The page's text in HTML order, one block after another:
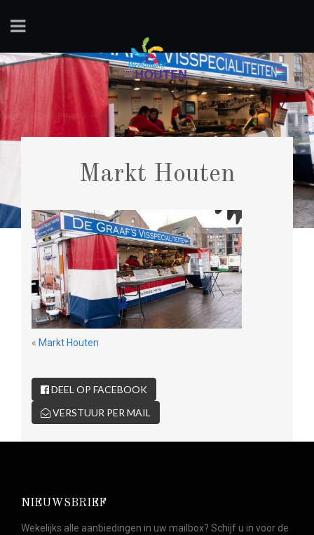
Markt Houten
« Markt Houten
DEEL OP FACEBOOK
VERSTUUR PER MAIL
NIEUWSBRIEF
Wekelijks alle aanbiedingen in uw mailbox? Schijf u in voor de